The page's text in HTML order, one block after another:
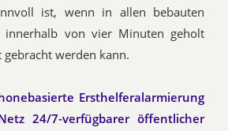
ist, wenn in allen bebauten
innerhalb von vier Minuten geholt
werden kann.
Ersthelferalarmierung
24/7-verfügbarer öffentlicher